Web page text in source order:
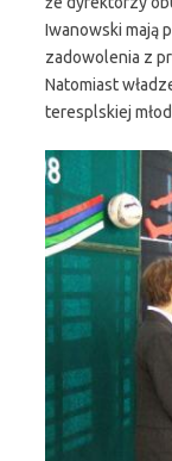
Iwanowski mają
zadowolenia z
Natomiast
teresplskiej